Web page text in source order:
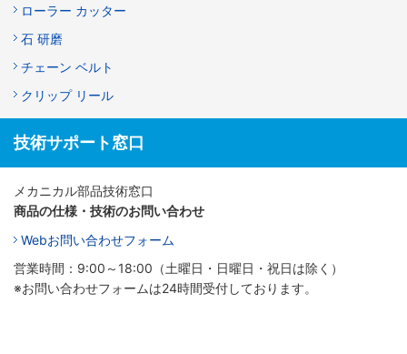
ローラー カッター
石 研磨
チェーン ベルト
クリップ リール
技術サポート窓口
メカニカル部品技術窓口
商品の仕様・技術のお問い合わせ
Webお問い合わせフォーム
営業時間：9:00～18:00（土曜日・日曜日・祝日は除く）
※お問い合わせフォームは24時間受付しております。